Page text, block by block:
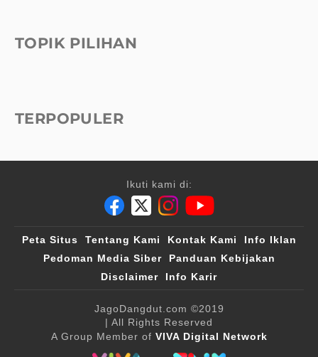
TOPIK PILIHAN
TERPOPULER
Ikuti kami di:
Peta Situs Tentang Kami Kontak Kami
Info Iklan
Pedoman Media Siber
Panduan Kebijakan
Disclaimer
Info Karir
JagoDangdut.com ©2019
| All Rights Reserved
A Group Member of VIVA Digital Network